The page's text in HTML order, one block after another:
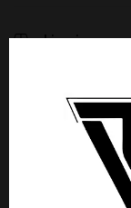
Livraison
Détails produit
Questions clients